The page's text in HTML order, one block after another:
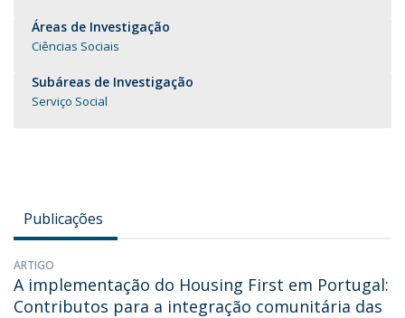
Áreas de Investigação
Ciências Sociais
Subáreas de Investigação
Serviço Social
Publicações
ARTIGO
A implementação do Housing First em Portugal:
Contributos para a integração comunitária das